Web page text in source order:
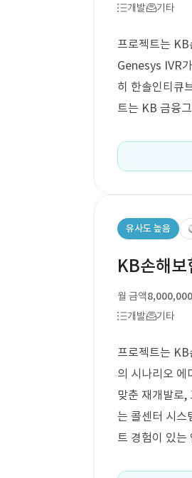
개발
기타
프로젝트는
Genesys IVR
히 한솔인티큐
트는 KB 금융
유사도 높음
KB손해보
월 금액
개발
기타
프로젝트는
의 시나리오 에
맞춘 재개발로,
는 콜센터 시
트 경험이 있는